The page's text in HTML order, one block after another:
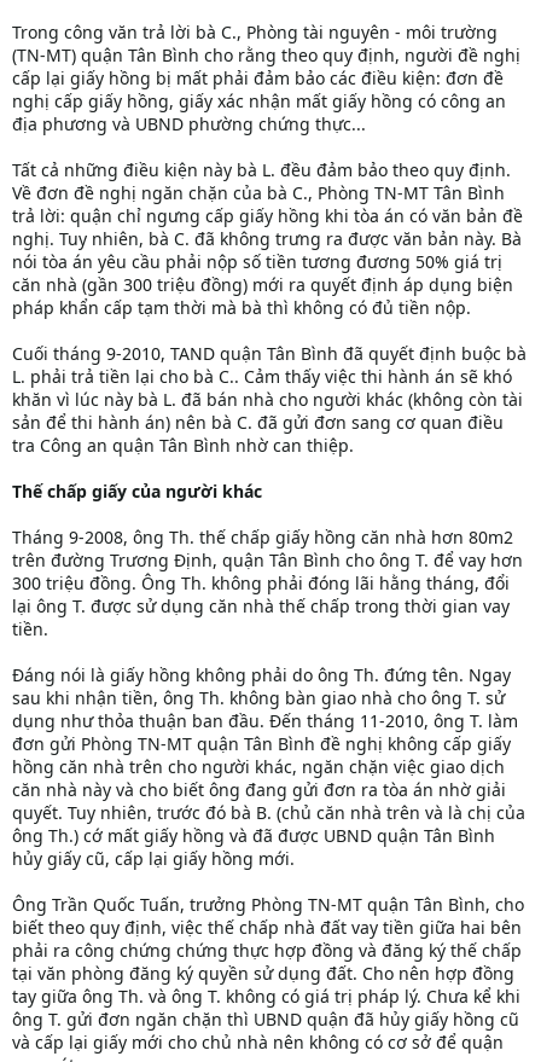
Trong công văn trả lời bà C., Phòng tài nguyên - môi trường
(TN-MT) quận Tân Bình cho rằng theo quy định, người đề nghị
cấp lại giấy hồng bị mất phải đảm bảo các điều kiện: đơn đề
nghị cấp giấy hồng, giấy xác nhận mất giấy hồng có công an
địa phương và UBND phường chứng thực...
Tất cả những điều kiện này bà L. đều đảm bảo theo quy định.
Về đơn đề nghị ngăn chặn của bà C., Phòng TN-MT Tân Bình
trả lời: quận chỉ ngưng cấp giấy hồng khi tòa án có văn bản đề
nghị. Tuy nhiên, bà C. đã không trưng ra được văn bản này. Bà
nói tòa án yêu cầu phải nộp số tiền tương đương 50% giá trị
căn nhà (gần 300 triệu đồng) mới ra quyết định áp dụng biện
pháp khẩn cấp tạm thời mà bà thì không có đủ tiền nộp.
Cuối tháng 9-2010, TAND quận Tân Bình đã quyết định buộc bà
L. phải trả tiền lại cho bà C.. Cảm thấy việc thi hành án sẽ khó
khăn vì lúc này bà L. đã bán nhà cho người khác (không còn tài
sản để thi hành án) nên bà C. đã gửi đơn sang cơ quan điều
tra Công an quận Tân Bình nhờ can thiệp.
Thế chấp giấy của người khác
Tháng 9-2008, ông Th. thế chấp giấy hồng căn nhà hơn 80m2
trên đường Trương Định, quận Tân Bình cho ông T. để vay hơn
300 triệu đồng. Ông Th. không phải đóng lãi hằng tháng, đổi
lại ông T. được sử dụng căn nhà thế chấp trong thời gian vay
tiền.
Đáng nói là giấy hồng không phải do ông Th. đứng tên. Ngay
sau khi nhận tiền, ông Th. không bàn giao nhà cho ông T. sử
dụng như thỏa thuận ban đầu. Đến tháng 11-2010, ông T. làm
đơn gửi Phòng TN-MT quận Tân Bình đề nghị không cấp giấy
hồng căn nhà trên cho người khác, ngăn chặn việc giao dịch
căn nhà này và cho biết ông đang gửi đơn ra tòa án nhờ giải
quyết. Tuy nhiên, trước đó bà B. (chủ căn nhà trên và là chị của
ông Th.) cớ mất giấy hồng và đã được UBND quận Tân Bình
hủy giấy cũ, cấp lại giấy hồng mới.
Ông Trần Quốc Tuấn, trưởng Phòng TN-MT quận Tân Bình, cho
biết theo quy định, việc thế chấp nhà đất vay tiền giữa hai bên
phải ra công chứng chứng thực hợp đồng và đăng ký thế chấp
tại văn phòng đăng ký quyền sử dụng đất. Cho nên hợp đồng
tay giữa ông Th. và ông T. không có giá trị pháp lý. Chưa kể khi
ông T. gửi đơn ngăn chặn thì UBND quận đã hủy giấy hồng cũ
và cấp lại giấy mới cho chủ nhà nên không có cơ sở để quận